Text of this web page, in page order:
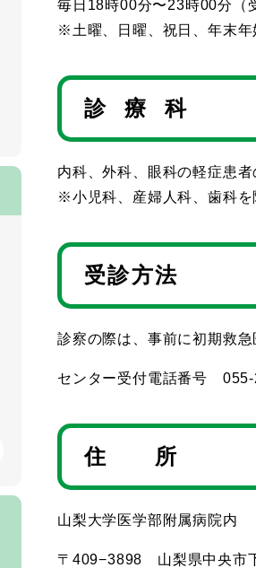
毎日18時00分〜23時00分（
※土曜、日曜、祝日、年末年
診 療 科
内科、外科、眼科の軽症患
※小児科、産婦人科、歯科を
受診方法
診察の際は、事前に初期救
センター受付電話番号
住 所
山梨大学医学部附属病院内
〒409−3898 山梨県中央市